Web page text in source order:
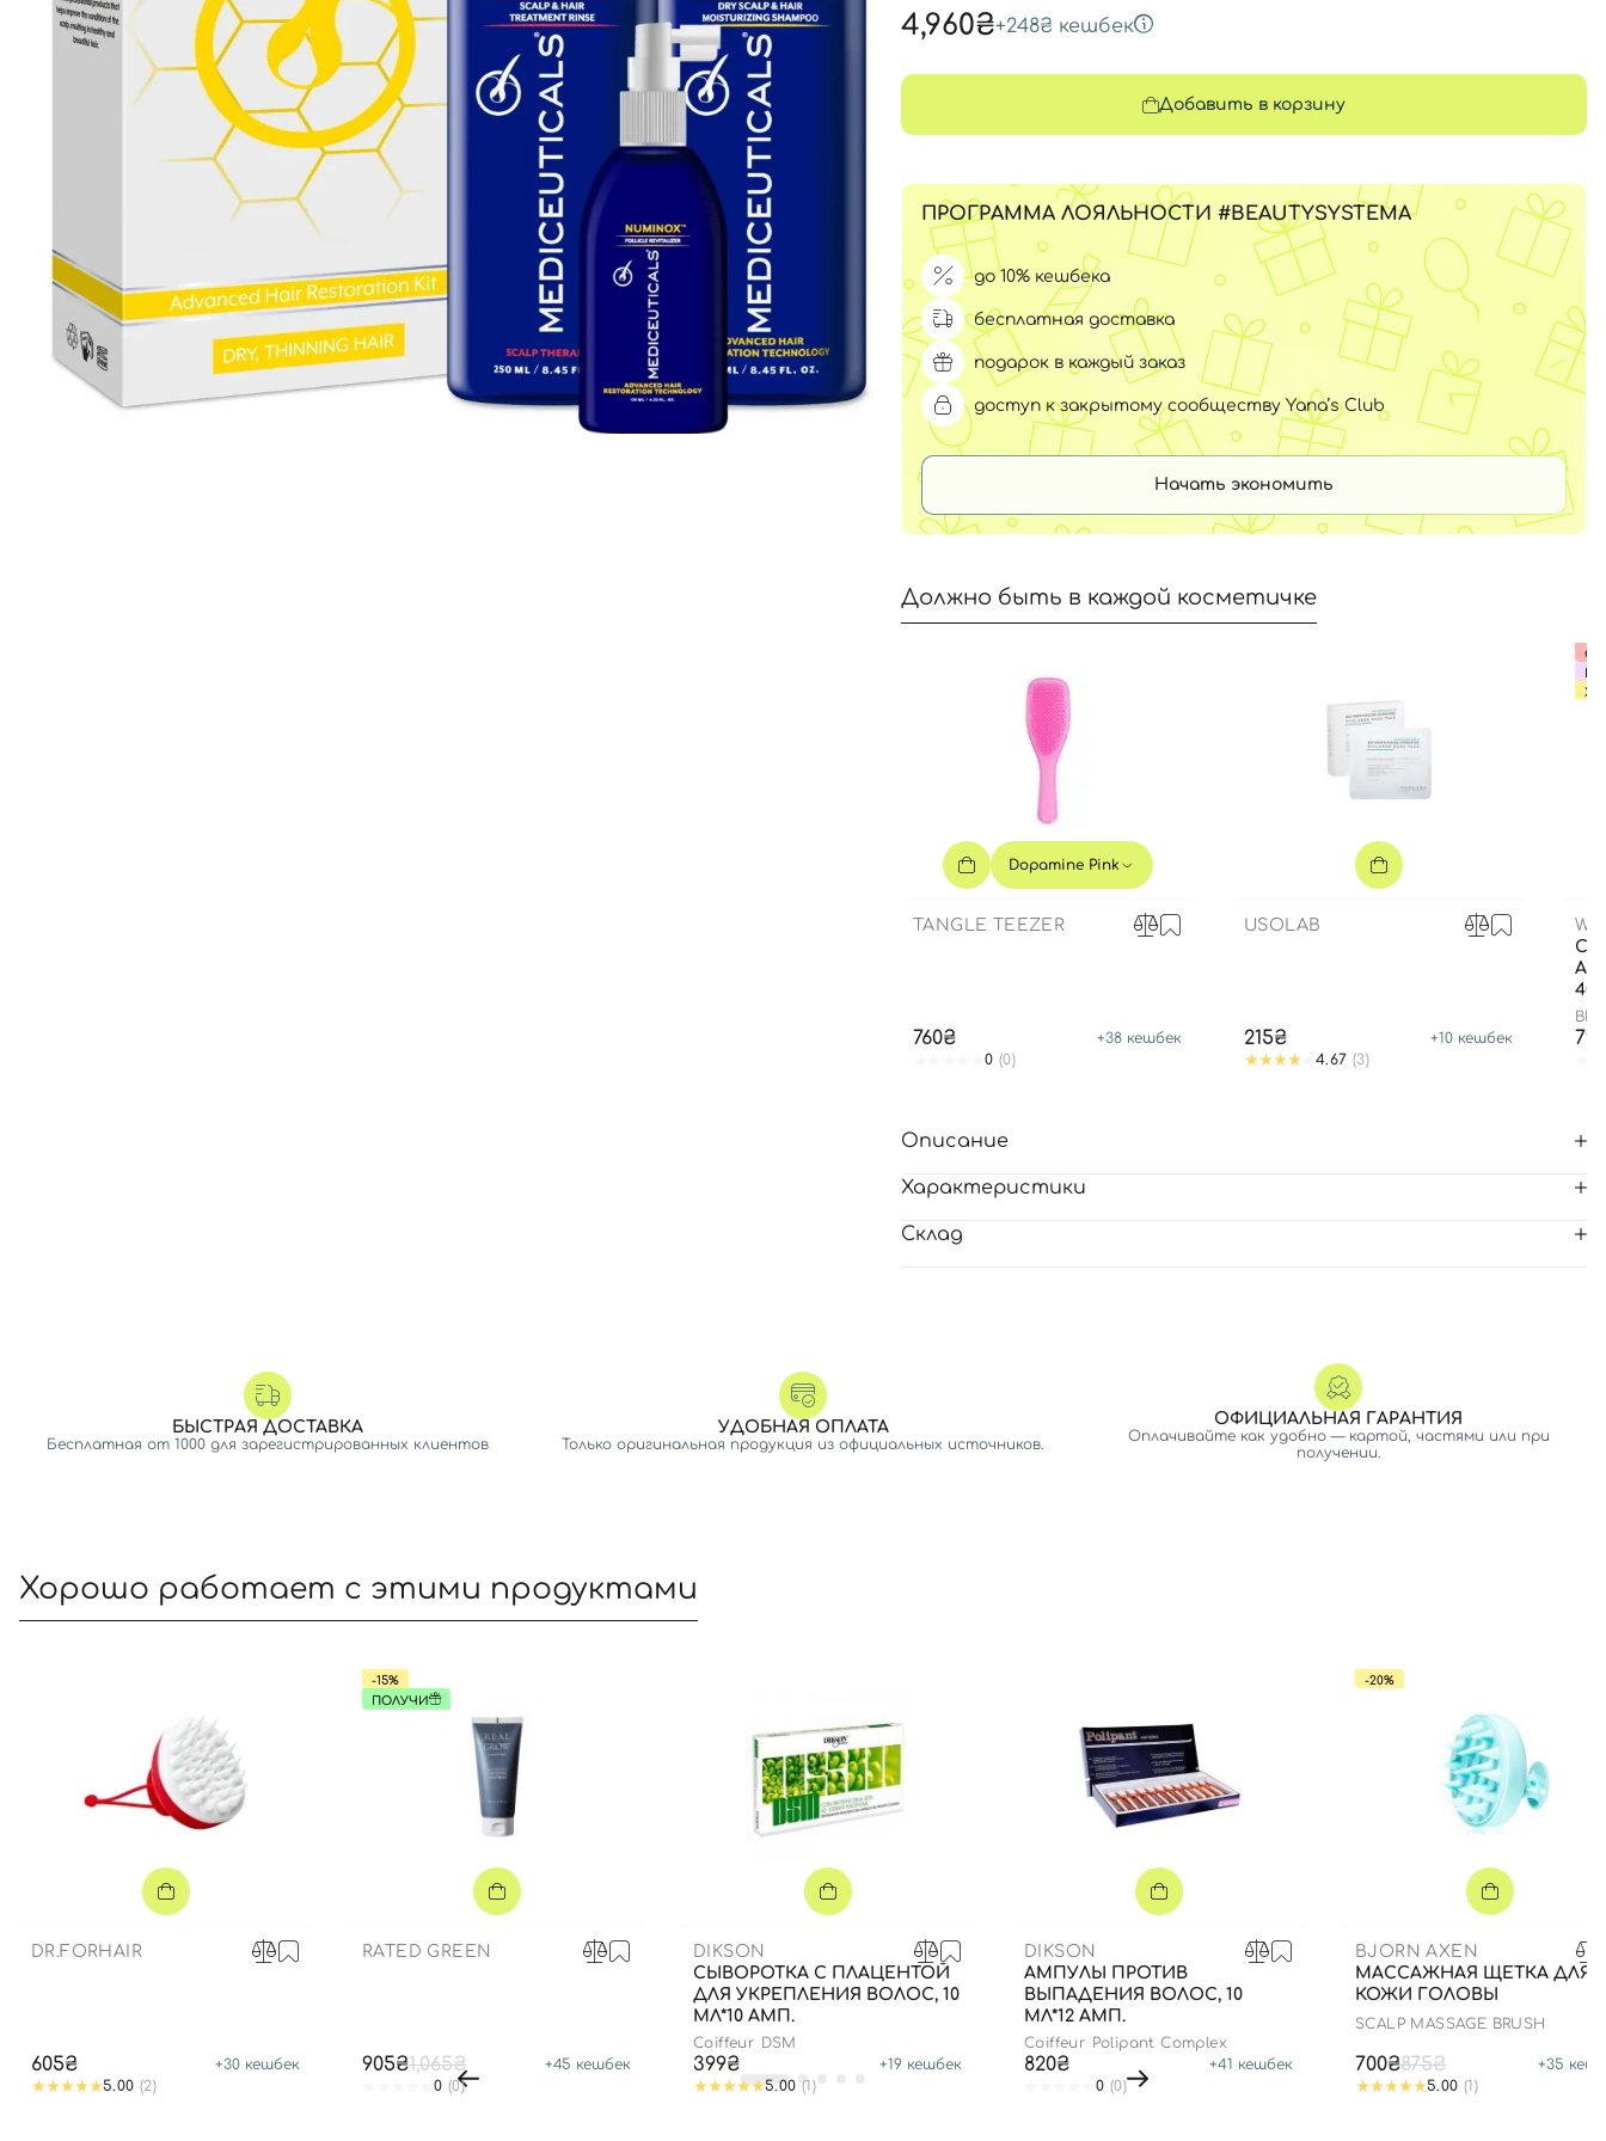
СПФ защита для детей
Для зоны век
Все товары
4,960₴+248₴ кешбек
Добавить в корзину
ПРОГРАММА ЛОЯЛЬНОСТИ #BEAUTYSYSTEMA
до 10% кешбека
бесплатная доставка
подарок в каждый заказ
доступ к закрытому сообществу Yana’s Club
Начать экономить
Должно быть в каждой косметичке
Dopamine Pink
TANGLE TEEZER
760₴ +38 кешбек
0 (0)
USOLAB
215₴ +10 кешбек
4.67 (3)
40
Описание
Характеристики
Склад
БЫСТРАЯ ДОСТАВКА
Бесплатная от 1000 для зарегистрированных клиентов
УДОБНАЯ ОПЛАТА
Только оригинальная продукция из официальных источников.
ОФИЦИАЛЬНАЯ ГАРАНТИЯ
Оплачивайте как удобно — картой, частями или при
получении.
Хорошо работает с этими продуктами
DR.FORHAIR
605₴ +30 кешбек
5.00 (2)
-15%
ПОЛУЧИ
RATED GREEN
905₴1,065₴ +45 кешбек
0 (0)
DIKSON
СЫВОРОТКА С ПЛАЦЕНТОЙ
ДЛЯ УКРЕПЛЕНИЯ ВОЛОС, 10
МЛ*10 АМП.
Coiffeur DSM
399₴ +19 кешбек
5.00 (1)
DIKSON
АМПУЛЫ ПРОТИВ
ВЫПАДЕНИЯ ВОЛОС, 10
МЛ*12 АМП.
Coiffeur Polipant Complex
820₴ +41 кешбек
0 (0)
-20%
BJORN AXEN
МАССАЖНАЯ ЩЕТКА ДЛЯ
КОЖИ ГОЛОВЫ
SCALP MASSAGE BRUSH
700₴875₴ +35
5.00 (1)
Вход
Номер телефона